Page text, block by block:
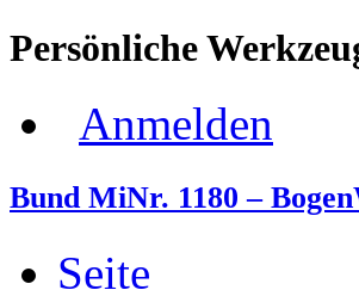
Persönliche
Anmelden
Bund MiNr. 1180 –
Seite